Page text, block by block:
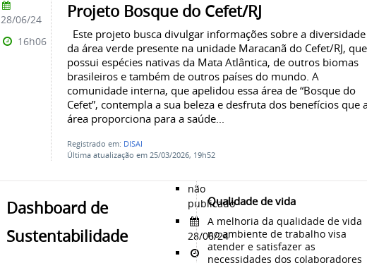
Projeto Bosque do Cefet/RJ
Este projeto busca divulgar informações sobre a diversidade
da área verde presente na unidade Maracanã do Cefet/RJ, que
possui espécies nativas da Mata Atlântica, de outros biomas
brasileiros e também de outros países do mundo. A
comunidade interna, que apelidou essa área de “Bosque do
Cefet”, contempla a sua beleza e desfruta dos benefícios que
área proporciona para a saúde...
Registrado em: DISAI
Última atualização em 25/03/2026, 19h52
28/06/24
16h06
Dashboard de
Sustentabilidade
não
publicado
28/06/24
Qualidade de vida
A melhoria da qualidade de vida
no ambiente de trabalho visa
atender e satisfazer as
necessidades dos colaboradores